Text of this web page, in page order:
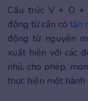
Cấu trúc V + O +
động từ cần cótân
động từ nguyên
xuất hiện với các
nhủ, cho phép,
thực hiện một hành